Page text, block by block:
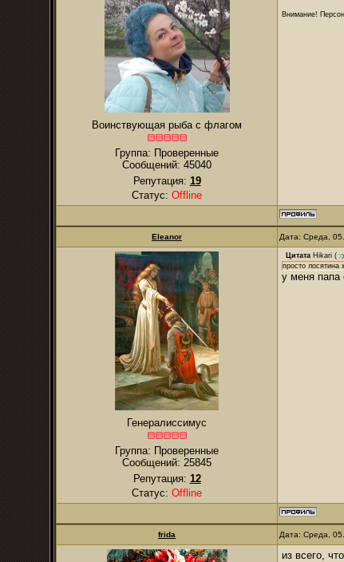
Воинствующая рыба с флагом
Группа: Проверенные
Сообщений: 45040
Репутация: 19
Статус: Offline
Внимание!
Eleanor Дата: Среда,
Генералиссимус
Группа: Проверенные
Сообщений: 25845
Репутация: 12
Статус: Offline
Цитата Hikari (
просто лосятина
у меня папа
frida Дата: Среда,
из всего,